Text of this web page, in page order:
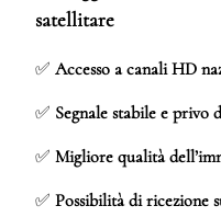
satellitare
✅ Accesso a canali HD
✅ Segnale stabile e privo
✅ Migliore qualità
✅ Possibilità di ricezione